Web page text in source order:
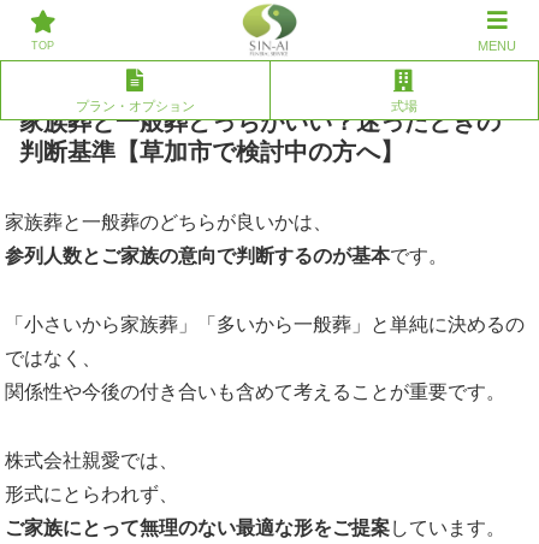
草加/川口での葬儀、家族葬なら株式会社親愛へ。その他エリアのご相談
にも対応いたします。
家族葬と一般葬どっちがいい？迷ったときの
判断基準【草加市で検討中の方へ】
家族葬と一般葬のどちらが良いかは、
参列人数とご家族の意向で判断するのが基本です。
「小さいから家族葬」「多いから一般葬」と単純に決めるの
ではなく、
関係性や今後の付き合いも含めて考えることが重要です。
株式会社親愛では、
形式にとらわれず、
ご家族にとって無理のない最適な形をご提案しています。
TOP MENU
プラン・オプション 式場